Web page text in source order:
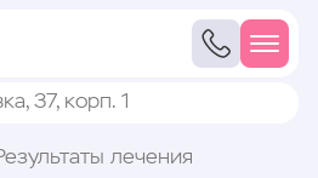
37, корп. 1
лечения